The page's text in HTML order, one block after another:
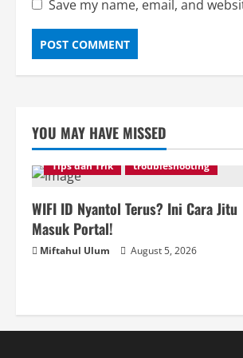
Save my name, email, and
YOU MAY HAVE MISSED
Tips dan Trik troubleshooting
WIFI ID Nyantol Terus? Ini Cara Jitu
Masuk Portal!
Miftahul Ulum August 5, 2026